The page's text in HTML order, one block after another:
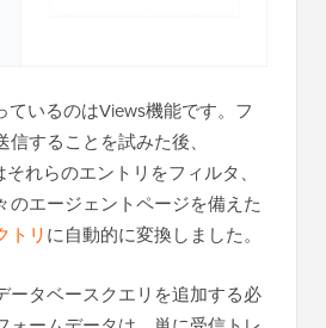
ているのはViews機能です。フ
することを試みた後、
れらのエントリをフィルタ、
のエージェントページを備えた
トリ に自動的に変換しました。
ータベースクエリを追加する必